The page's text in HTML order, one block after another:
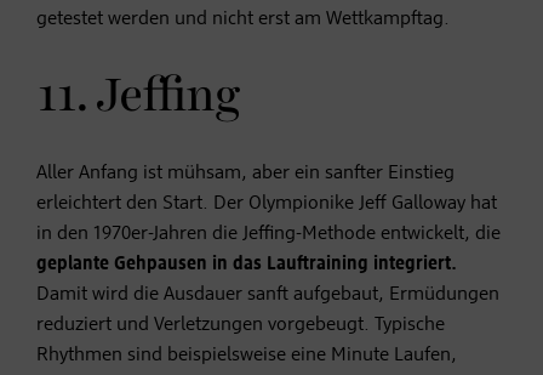
getestet werden und nicht erst am Wettkampftag.
11. Jeffing
Aller Anfang ist mühsam, aber ein sanfter Einstieg
erleichtert den Start. Der Olympionike Jeff Galloway hat
in den 1970er-Jahren die Jeffing-Methode entwickelt, die
geplante Gehpausen in das Lauftraining integriert.
Damit wird die Ausdauer sanft aufgebaut, Ermüdungen
reduziert und Verletzungen vorgebeugt. Typische
Rhythmen sind beispielsweise eine Minute Laufen,